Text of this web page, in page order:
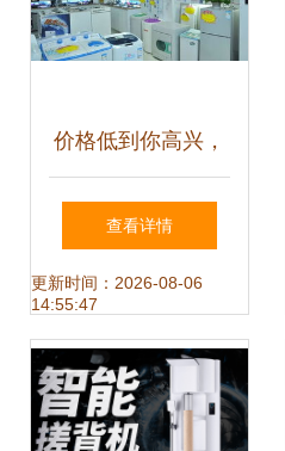
价格低到你高兴，
百余品牌汇聚一堂
——罗店大型家电
城工厂内购会盛大
启幕
查看详情
更新时间：2026-08-06
14:55:47